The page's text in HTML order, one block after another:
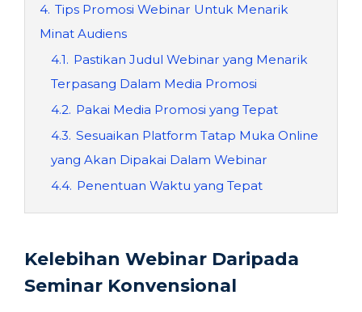
4. Tips Promosi Webinar Untuk Menarik
Minat Audiens
4.1. Pastikan Judul Webinar yang Menarik
Terpasang Dalam Media Promosi
4.2. Pakai Media Promosi yang Tepat
4.3. Sesuaikan Platform Tatap Muka Online
yang Akan Dipakai Dalam Webinar
4.4. Penentuan Waktu yang Tepat
Kelebihan Webinar Daripada
Seminar Konvensional